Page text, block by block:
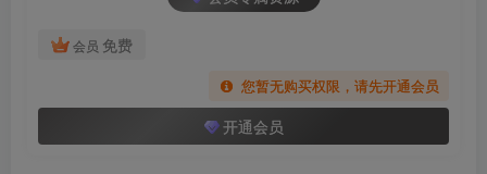
会员 免费
您暂无购买权限，请先开通会员
开通会员